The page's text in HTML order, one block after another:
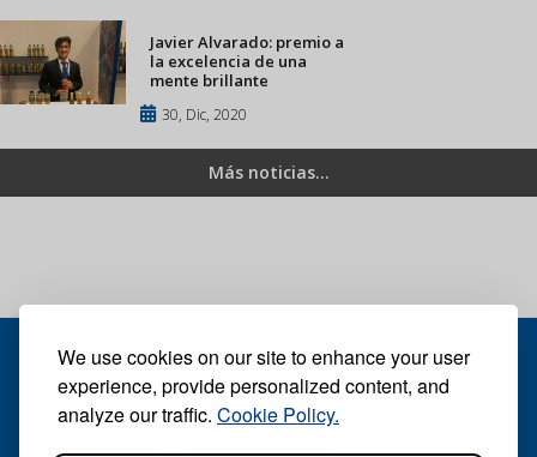
We use cookies on our site to enhance your user
experience, provide personalized content, and
analyze our traffic. Cookie Policy.
Javier Alvarado: premio a
la excelencia de una
mente brillante
30, Dic, 2020
Más noticias...
Recibe nuestro periódico digital semanal gratuito